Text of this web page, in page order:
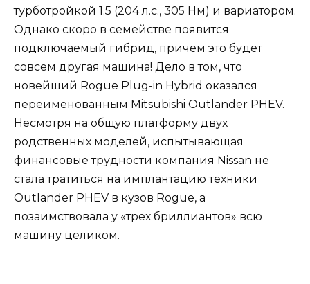
турботройкой 1.5 (204 л.с., 305 Нм) и вариатором.
Однако скоро в семействе появится
подключаемый гибрид, причем это будет
совсем другая машина! Дело в том, что
новейший Rogue Plug-in Hybrid оказался
переименованным Mitsubishi Outlander PHEV.
Несмотря на общую платформу двух
родственных моделей, испытывающая
финансовые трудности компания Nissan не
стала тратиться на имплантацию техники
Outlander PHEV в кузов Rogue, а
позаимствовала у «трех бриллиантов» всю
машину целиком.